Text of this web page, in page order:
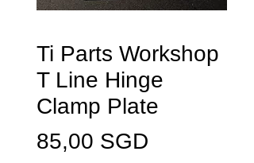
Ti Parts Workshop
T Line Hinge
Clamp Plate
85,00 SGD